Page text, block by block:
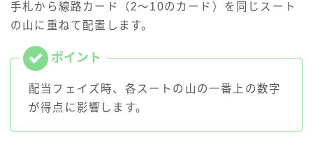
手札から線路カード（2～10のカード）を同じスート
の山に重ねて配置します。
配当フェイズ時、各スートの山の一番上の数字
が得点に影響します。